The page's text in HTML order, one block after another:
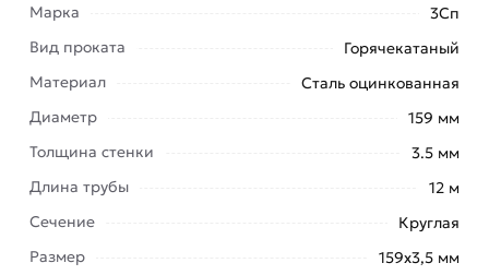
Труба электросварная оцинкованная
используется при укладке промышленных и
бытовых трубопроводов для транспортировки
газов и жидкостей, строительстве заборов,
Они широко применяются при монтаже
возведения опор фундамента. Спиралешовные
отличаются более высокой прочностью.
Марка
3Сп
Вид проката
Горячекатаный
Материал
Сталь оцинкованная
Диаметр
159 мм
Толщина стенки
3.5 мм
Длина трубы
12 м
Сечение
Круглая
Размер
159х3,5 мм